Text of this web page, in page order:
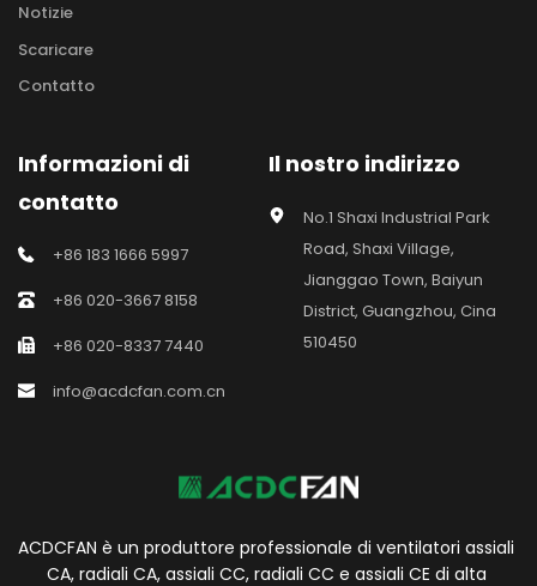
Notizie
Scaricare
Contatto
Informazioni di
contatto
+86 183 1666 5997
+86 020-3667 8158
+86 020-8337 7440
info@acdcfan.com.cn
Il nostro indirizzo
No.1 Shaxi Industrial Park
Road, Shaxi Village,
Jianggao Town, Baiyun
District, Guangzhou, Cina
510450
ACDCFAN è un produttore professionale di ventilatori assiali
CA, radiali CA, assiali CC, radiali CC e assiali CE di alta